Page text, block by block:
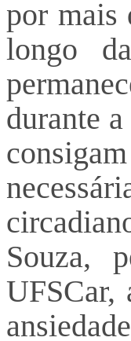
por mais
longo
durante
Souza,
UFSCar,